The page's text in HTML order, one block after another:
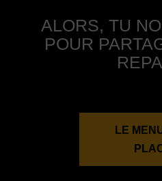
ALORS, TU
POUR
LE